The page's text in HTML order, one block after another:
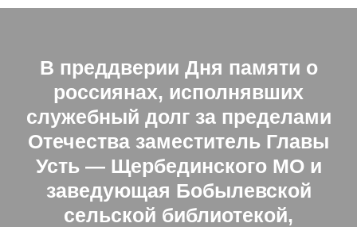
В преддверии Дня памяти о
россиянах, исполнявших
служебный долг за пределами
Отечества заместитель Главы
Усть — Щербединского МО и
заведующая Бобылевской
сельской библиотекой,